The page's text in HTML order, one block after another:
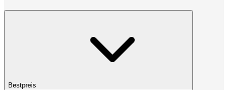
Bestpreis